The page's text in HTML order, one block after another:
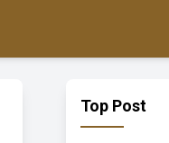
Top Post